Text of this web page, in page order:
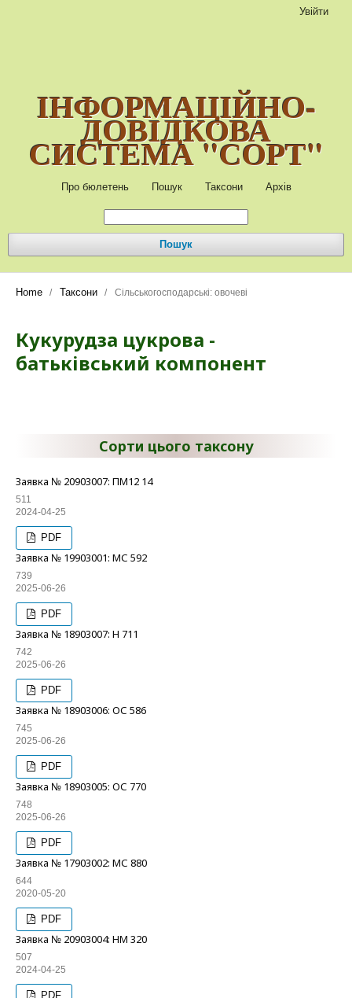
ІНФОРМАЦІЙНО-
ДОВІДКОВА
СИСТЕМА "СОРТ"
Про бюлетень Пошук Таксони Архів
Пошук
Увійти
Home / Таксони / Сільськогосподарські: овочеві
Кукурудза цукрова -
батьківський компонент
Сорти цього таксону
Заявка № 20903007: ПМ12 14
511
2024-04-25
PDF
Заявка № 19903001: МС 592
739
2025-06-26
PDF
Заявка № 18903007: Н 711
742
2025-06-26
PDF
Заявка № 18903006: ОС 586
745
2025-06-26
PDF
Заявка № 18903005: ОС 770
748
2025-06-26
PDF
Заявка № 17903002: МС 880
644
2020-05-20
PDF
Заявка № 20903004: НМ 320
507
2024-04-25
PDF